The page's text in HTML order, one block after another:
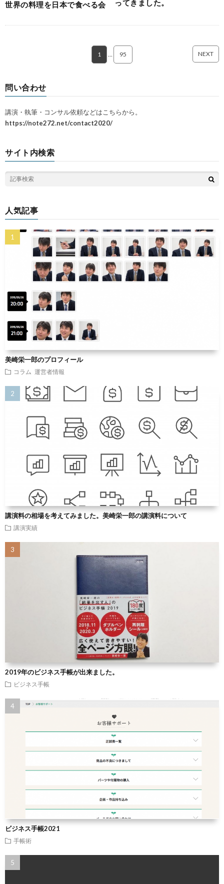
世界の料理を日本で食べる会
ってきました。
1 95 NEXT
問い合わせ
講演・執筆・コンサル依頼などはこちらから。
https://note272.net/contact2020/
サイト内検索
人気記事
美崎栄一郎のプロフィール
コラム 運営者情報
講演料の相場を考えてみました。美崎栄一郎の講演料について
講演実績
2019年のビジネス手帳が出来ました。
ビジネス手帳
ビジネス手帳2021
手帳術